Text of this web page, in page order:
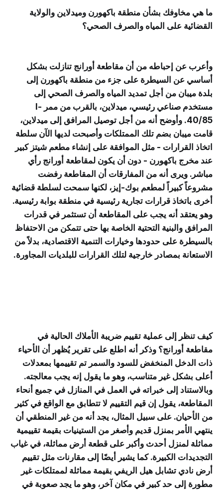
ما هي مخاوفك بشأن منطقة باكهورن وميدلاين والولاية
القضائية على المياه والصرف الصحي؟
وأعرب عن إحباطه من أن مقاطعة أورانج تنازلت بشكل
أساسي عن السيطرة على جزء من منطقة باكهورن إلى
بلدة ميبان من أجل تمديد المياه والصرف الصحي إلى
مستخدم صناعي رئيسي، ميدلاين، بالقرب من ممر I-
40/85. وأوضح أنه من أجل توصيل المرافق إلى ميدلاين،
قامت ميبان بضم تلك الممتلكات وأصبحت لديها الآن سلطة
اتخاذ القرارات - مثل الموافقة على إنشاء مطعم شيتز كبير
عند مخرج باكهورن - دون أن يكون لمقاطعة أورانج رأي
مباشر. ويرى أنه من المفارقات أن المقاطعة رفضت
مشروعاً كبيراً لمطعم بوك-إيز، لكنها سمحت لسلطة قضائية
أخرى باتخاذ قرارات تجارية رئيسية في منطقة بوابة رئيسية.
وهو يعتقد أنه يجب على المقاطعة أن تستثمر في قدرات
المرافق والبنية التحتية الخاصة بها حتى تتمكن من الاحتفاظ
بالسيطرة على حدودها وخيارات التنمية الاقتصادية، بدلاً من
الاستعانة بمصادر خارجية لتلك القرارات للبلديات المجاورة.
كيف تنظر إلى عملية تقييم ضريبة الأملاك الحالية في
مقاطعة أورانج؟ وذكر أنه اطلع على تقرير يُظهر أن الأحياء
ذات الدخل المنخفض للسود والسمر تم تقييمها بمعدلات
أعلى بشكل غير متناسب، وهو ما يقول إنه يجب معالجته.
وبالاستناد إلى خبراته في العمل في المنازل في جميع أنحاء
المقاطعة، يقول إن قيم التقييم لا تتطابق مع الواقع في كثير
من الأحيان. على سبيل المثال، يجد أنه من غير المنطقي أن
ينتهي الأمر بمنزل قديم وأصغر من الستينيات بقيمة تقييمية
مماثلة لمنزل أحدث وأكبر على قطعة أرض مماثلة، في غياب
التجديدات الكبيرة. كما يشير أيضًا إلى مقارنات مثل تقييم
أرض نادي تشابل هيل الريفي بقيمة مماثلة لممتلكات غير
مطورة إلى حد كبير في مكان آخر، وهو ما يجد صعوبة في